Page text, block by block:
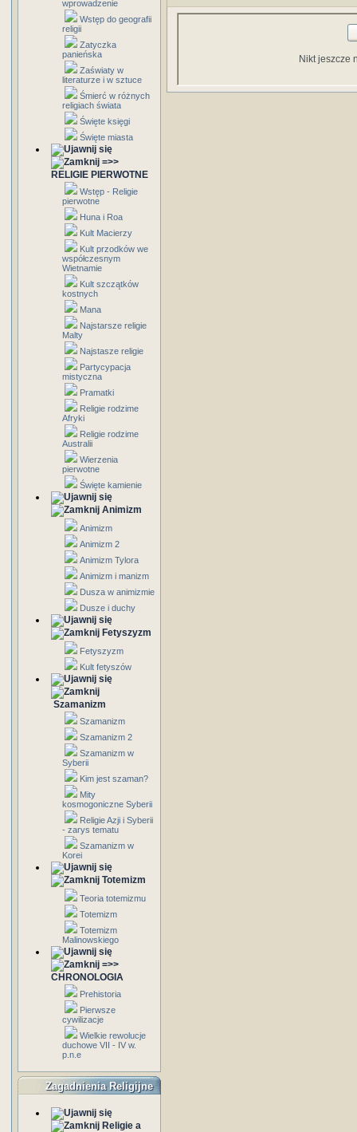
wprowadzenie
Wstęp do geografii
religii
Zatyczka
panieńska
Zaświaty w
literaturze i w sztuce
Śmierć w różnych
religiach świata
Święte księgi
Święte miasta
=>>
RELIGIE PIERWOTNE
Wstęp - Religie
pierwotne
Huna i Roa
Kult Macierzy
Kult przodków we
współczesnym
Wietnamie
Kult szczątków
kostnych
Mana
Najstarsze religie
Malty
Najstasze religie
Partycypacja
mistyczna
Pramatki
Religie rodzime
Afryki
Religie rodzime
Australii
Wierzenia
pierwotne
Święte kamienie
Animizm
Animizm
Animizm 2
Animizm Tylora
Animizm i manizm
Dusza w animizmie
Dusze i duchy
Fetyszyzm
Fetyszyzm
Kult fetyszów
Szamanizm
Szamanizm
Szamanizm 2
Szamanizm w
Syberii
Kim jest szaman?
Mity
kosmogoniczne Syberii
Religie Azji i Syberii
- zarys tematu
Szamanizm w
Korei
Totemizm
Teoria totemizmu
Totemizm
Totemizm
Malinowskiego
=>>
CHRONOLOGIA
Prehistoria
Pierwsze
cywilizacje
Wielkie rewolucje
duchowe VII - IV w.
p.n.e
Zagadnienia Religijne
Religie a
Nikt jeszcze